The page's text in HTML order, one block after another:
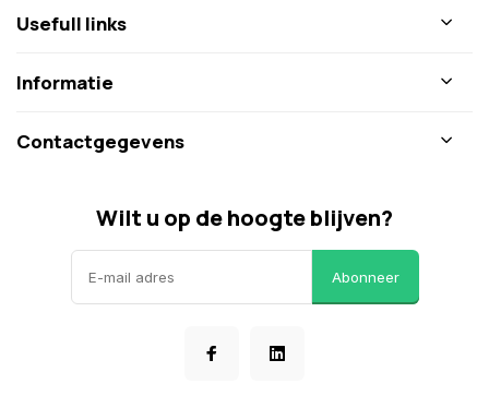
Usefull links
Informatie
Contactgegevens
Wilt u op de hoogte blijven?
Abonneer